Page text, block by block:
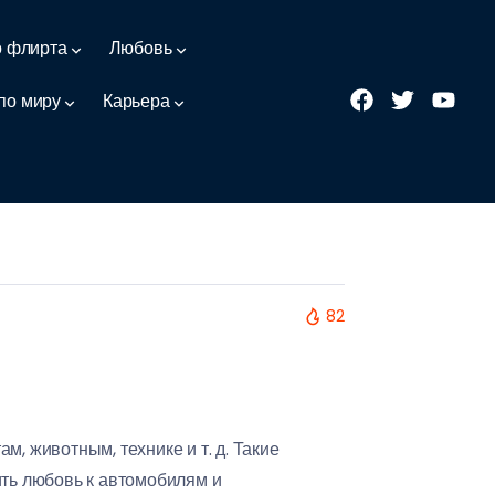
флирта Любовь
миру Карьера
82
животным, технике и т. д. Такие
любовь к автомобилям и